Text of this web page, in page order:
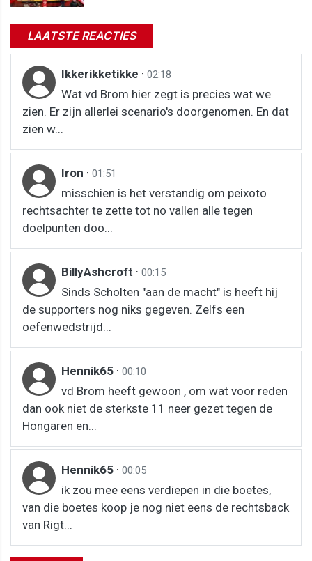
LAATSTE REACTIES
Ikkerikketikke · 02:18
Wat vd Brom hier zegt is precies wat we
zien. Er zijn allerlei scenario's doorgenomen. En dat
zien w...
Iron · 01:51
misschien is het verstandig om peixoto
rechtsachter te zette tot no vallen alle tegen
doelpunten doo...
BillyAshcroft · 00:15
Sinds Scholten "aan de macht" is heeft hij
de supporters nog niks gegeven. Zelfs een
oefenwedstrijd...
Hennik65 · 00:10
vd Brom heeft gewoon , om wat voor reden
dan ook niet de sterkste 11 neer gezet tegen de
Hongaren en...
Hennik65 · 00:05
ik zou mee eens verdiepen in die boetes,
van die boetes koop je nog niet eens de rechtsback
van Rigt...